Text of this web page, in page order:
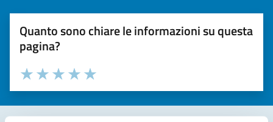
Quanto sono chiare le informazioni su questa
pagina?
Valuta la chiarezza delle informazioni (da 1 a 5 stelle)
Seleziona il numero di stelle per valutare la chiarezza delle
Valuta 5 stelle su 5
Valuta 4 stelle su 5
Valuta 3 stelle su 5
Valuta 2 stelle su 5
Valuta 1 stelle su 5